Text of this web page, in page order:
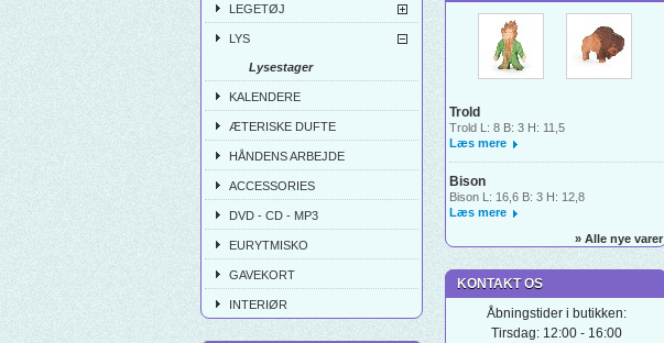
LEGETØJ
LYS
Lysestager
KALENDERE
ÆTERISKE DUFTE
HÅNDENS ARBEJDE
ACCESSORIES
DVD - CD - MP3
EURYTMISKO
GAVEKORT
INTERIØR
Trold
Trold L: 8 B: 3 H: 11,5
Læs mere
Bison
Bison L: 16,6 B: 3 H: 12,8
Læs mere
» Alle nye varer
KONTAKT OS
Åbningstider i butikken:
Tirsdag: 12:00 - 16:00